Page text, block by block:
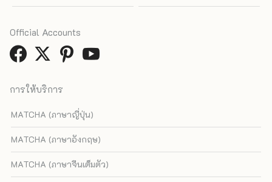
การให้บริการ
MATCHA (ภาษาญี่ปุ่น)
MATCHA (ภาษาอังกฤษ)
MATCHA (ภาษาจีนเต็มตัว)
Official Accounts